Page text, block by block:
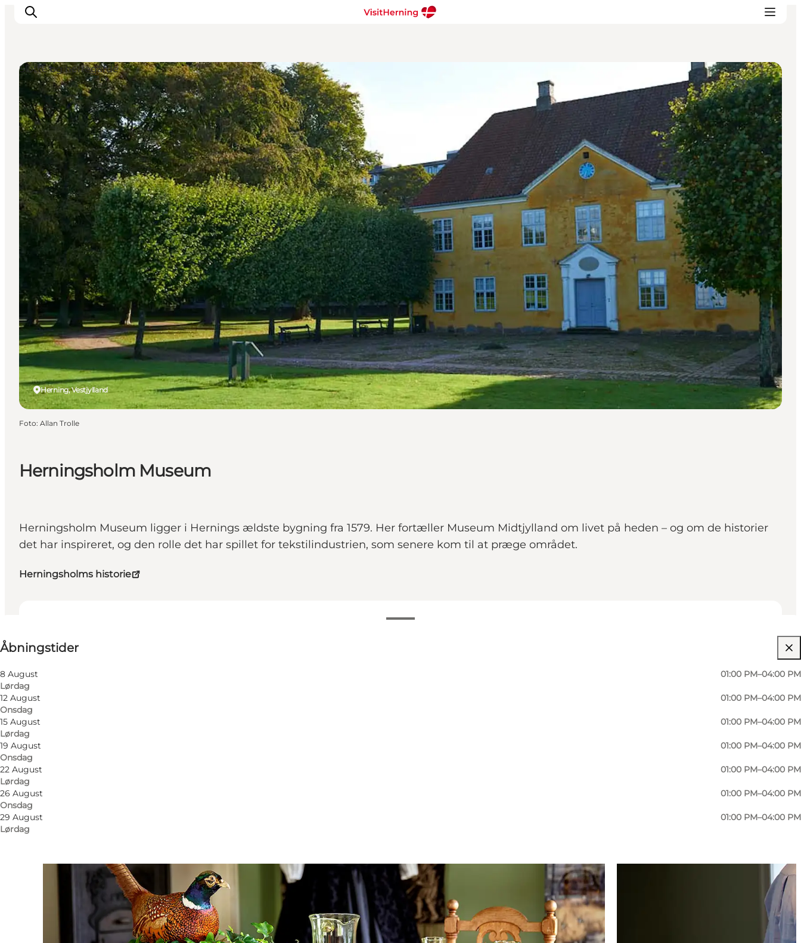
Det sker
Spis, drik og shop
Kunstlandet
Se og oplev
Find vej
Sov godt
Book overnatning
Herningsholm Museum
Herningsholm Museum ligger i Hernings ældste bygning fra 1579. Her fortæller Museum Midtjylland om livet på heden – og om de historier
det har inspireret, og den rolle det har spillet for tekstilindustrien, som senere kom til at præge området.
Herningsholms historie
Åbningstider
8 August
Lørdag
01:00 PM–04:00 PM
12 August
Onsdag
01:00 PM–04:00 PM
15 August
Lørdag
01:00 PM–04:00 PM
19 August
Onsdag
01:00 PM–04:00 PM
22 August
Lørdag
01:00 PM–04:00 PM
26 August
Onsdag
01:00 PM–04:00 PM
29 August
Lørdag
01:00 PM–04:00 PM
Besøg hjemmeside
Herning, Vestjylland
Slotte og herregårde
Foto: Allan Trolle